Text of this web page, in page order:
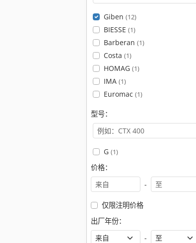
Giben (12)
BIESSE (1)
Barberan (1)
Costa (1)
HOMAG (1)
IMA (1)
Euromac (1)
型号：
G (1)
价格：
-
仅限注明价格
出厂年份：
-